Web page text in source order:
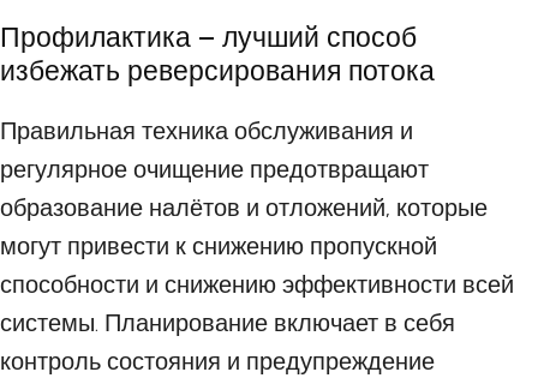
Профилактика – лучший способ
избежать реверсирования потока
Правильная техника обслуживания и
регулярное очищение предотвращают
образование налётов и отложений, которые
могут привести к снижению пропускной
способности и снижению эффективности всей
системы. Планирование включает в себя
контроль состояния и предупреждение